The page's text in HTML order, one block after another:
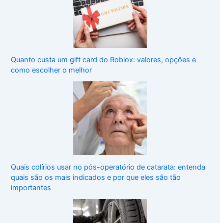
Quanto custa um gift card do Roblox: valores, opções e
como escolher o melhor
Quais colírios usar no pós-operatório de catarata: entenda
quais são os mais indicados e por que eles são tão
importantes